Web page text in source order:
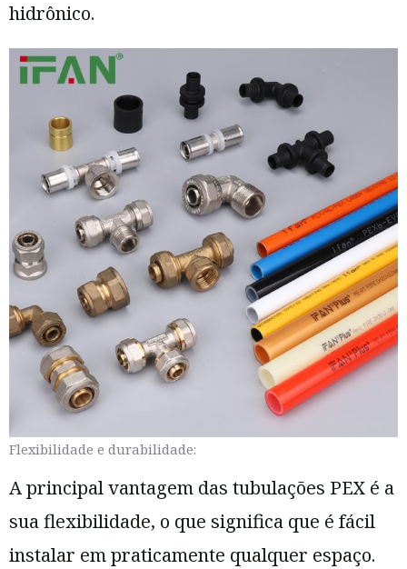
hidrônico.
Flexibilidade e durabilidade:
A principal vantagem das tubulações PEX é a
sua flexibilidade, o que significa que é fácil
instalar em praticamente qualquer espaço.